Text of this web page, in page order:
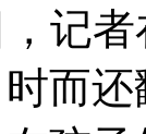
者
而